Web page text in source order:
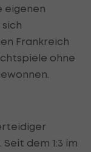
eigenen
Frankreich
ohne
dem 1:3 im